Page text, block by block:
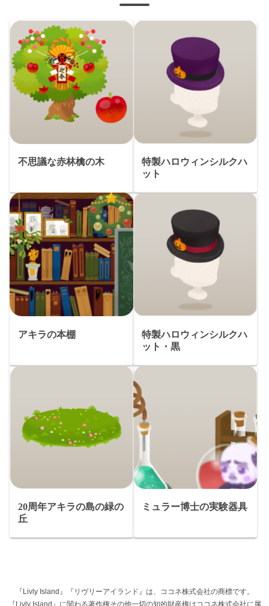
不思議な赤林檎の木
特製ハロウィンシルクハ
ット
アキラの本棚
特製ハロウィンシルクハ
ット・黒
20周年アキラの島の緑の
丘
ミュラー博士の実験器具
『Livly Island』『リヴリーアイランド』は、ココネ株式会社の商標です。